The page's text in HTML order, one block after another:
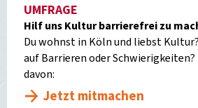
UMFRAGE
Hilf uns Kultur barrierefrei zu
Du wohnst in Köln und liebst
auf Barrieren oder Schwierigkeiten?
davon:
Jetzt mitmachen